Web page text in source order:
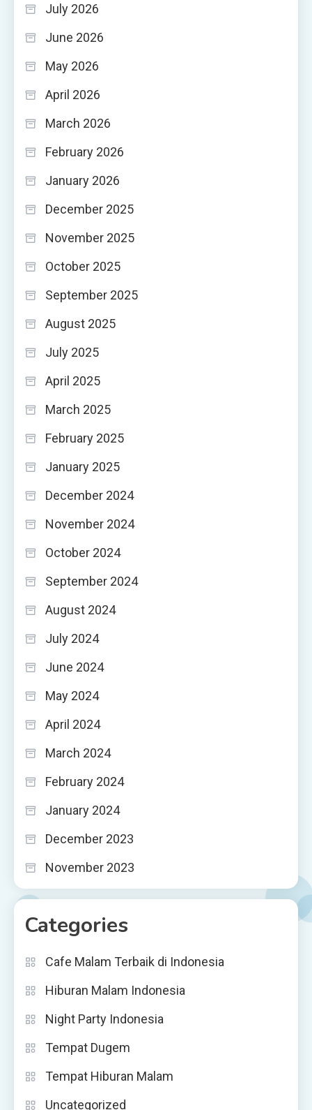
July 2026
June 2026
May 2026
April 2026
March 2026
February 2026
January 2026
December 2025
November 2025
October 2025
September 2025
August 2025
July 2025
April 2025
March 2025
February 2025
January 2025
December 2024
November 2024
October 2024
September 2024
August 2024
July 2024
June 2024
May 2024
April 2024
March 2024
February 2024
January 2024
December 2023
November 2023
Categories
Cafe Malam Terbaik di Indonesia
Hiburan Malam Indonesia
Night Party Indonesia
Tempat Dugem
Tempat Hiburan Malam
Uncategorized